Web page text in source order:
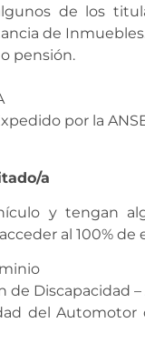
de los
de
pensión.
por la
a
y tengan
al 100%
de Discapacidad
del